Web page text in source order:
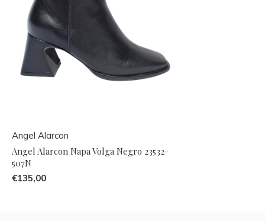
Angel Alarcon
Angel Alarcon Napa Volga Negro 23532-
507N
€135,00